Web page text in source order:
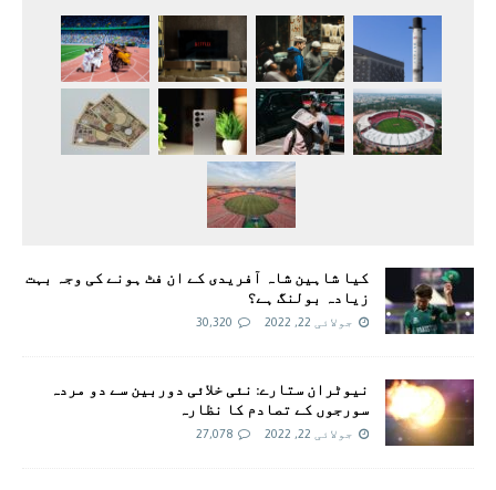
کیا شاہین شاہ آفریدی کے ان فٹ ہونے کی وجہ بہت
زیادہ بولنگ ہے؟
جولائی 22, 2022 30,320
نیوٹران ستارے: نئی خلائی دوربین سے دو مردہ
سورجوں کے تصادم کا نظارہ
جولائی 22, 2022 27,078